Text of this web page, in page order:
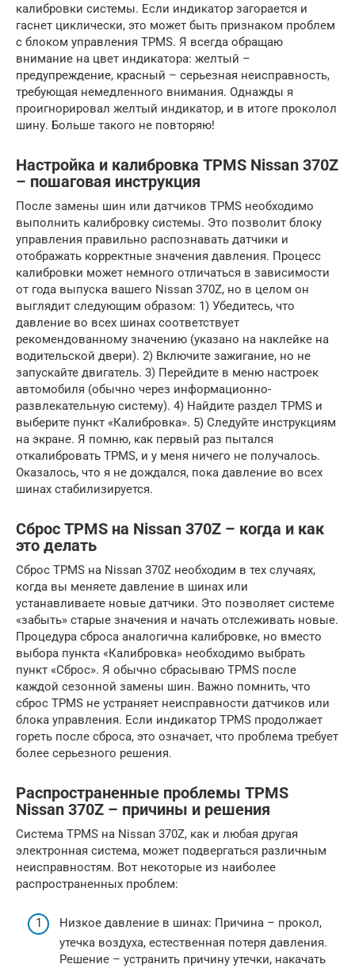
калибровки системы. Если индикатор загорается и
гаснет циклически, это может быть признаком проблем
с блоком управления TPMS. Я всегда обращаю
внимание на цвет индикатора: желтый –
предупреждение, красный – серьезная неисправность,
требующая немедленного внимания. Однажды я
проигнорировал желтый индикатор, и в итоге проколол
шину. Больше такого не повторяю!
Настройка и калибровка TPMS Nissan 370Z
– пошаговая инструкция
После замены шин или датчиков TPMS необходимо
выполнить калибровку системы. Это позволит блоку
управления правильно распознавать датчики и
отображать корректные значения давления. Процесс
калибровки может немного отличаться в зависимости
от года выпуска вашего Nissan 370Z, но в целом он
выглядит следующим образом: 1) Убедитесь, что
давление во всех шинах соответствует
рекомендованному значению (указано на наклейке на
водительской двери). 2) Включите зажигание, но не
запускайте двигатель. 3) Перейдите в меню настроек
автомобиля (обычно через информационно-
развлекательную систему). 4) Найдите раздел TPMS и
выберите пункт «Калибровка». 5) Следуйте инструкциям
на экране. Я помню, как первый раз пытался
откалибровать TPMS, и у меня ничего не получалось.
Оказалось, что я не дождался, пока давление во всех
шинах стабилизируется.
Сброс TPMS на Nissan 370Z – когда и как
это делать
Сброс TPMS на Nissan 370Z необходим в тех случаях,
когда вы меняете давление в шинах или
устанавливаете новые датчики. Это позволяет системе
«забыть» старые значения и начать отслеживать новые.
Процедура сброса аналогична калибровке, но вместо
выбора пункта «Калибровка» необходимо выбрать
пункт «Сброс». Я обычно сбрасываю TPMS после
каждой сезонной замены шин. Важно помнить, что
сброс TPMS не устраняет неисправности датчиков или
блока управления. Если индикатор TPMS продолжает
гореть после сброса, это означает, что проблема требует
более серьезного решения.
Распространенные проблемы TPMS
Nissan 370Z – причины и решения
Система TPMS на Nissan 370Z, как и любая другая
электронная система, может подвергаться различным
неисправностям. Вот некоторые из наиболее
распространенных проблем:
Низкое давление в шинах: Причина – прокол,
утечка воздуха, естественная потеря давления.
Решение – устранить причину утечки, накачать